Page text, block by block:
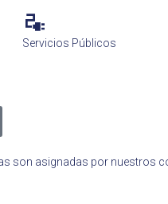
Servicios Públicos
son asignadas por nuestros